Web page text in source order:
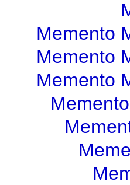
Memento
Memento
Memento